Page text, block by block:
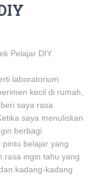
Pelajar DIY
laboratorium
kecil di rumah,
saya rasa
saya menuliskan
berbagi
belajar yang
rasa ingin tahu yang
kadang-kadang